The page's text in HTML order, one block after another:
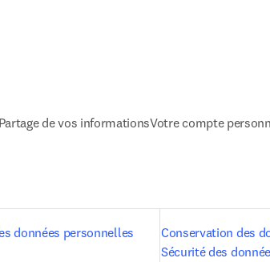
Partage de vos informationsVotre compte
données personnelles
Conservation des
Sécurité des